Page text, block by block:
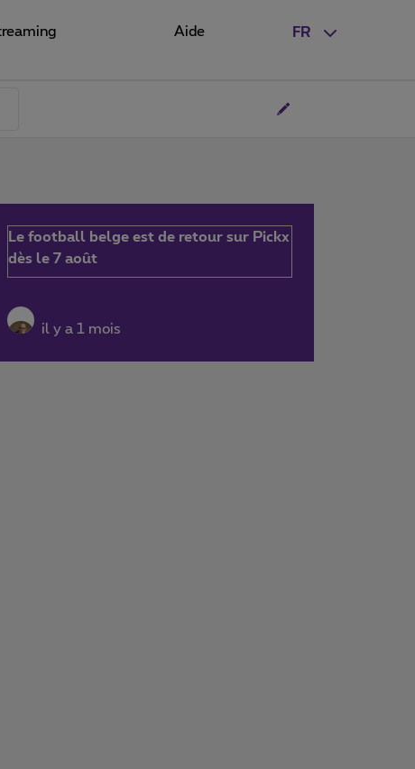
FR
Aide
Le football belge est de retour sur Pickx
dès le 7 août
il y a 1 mois